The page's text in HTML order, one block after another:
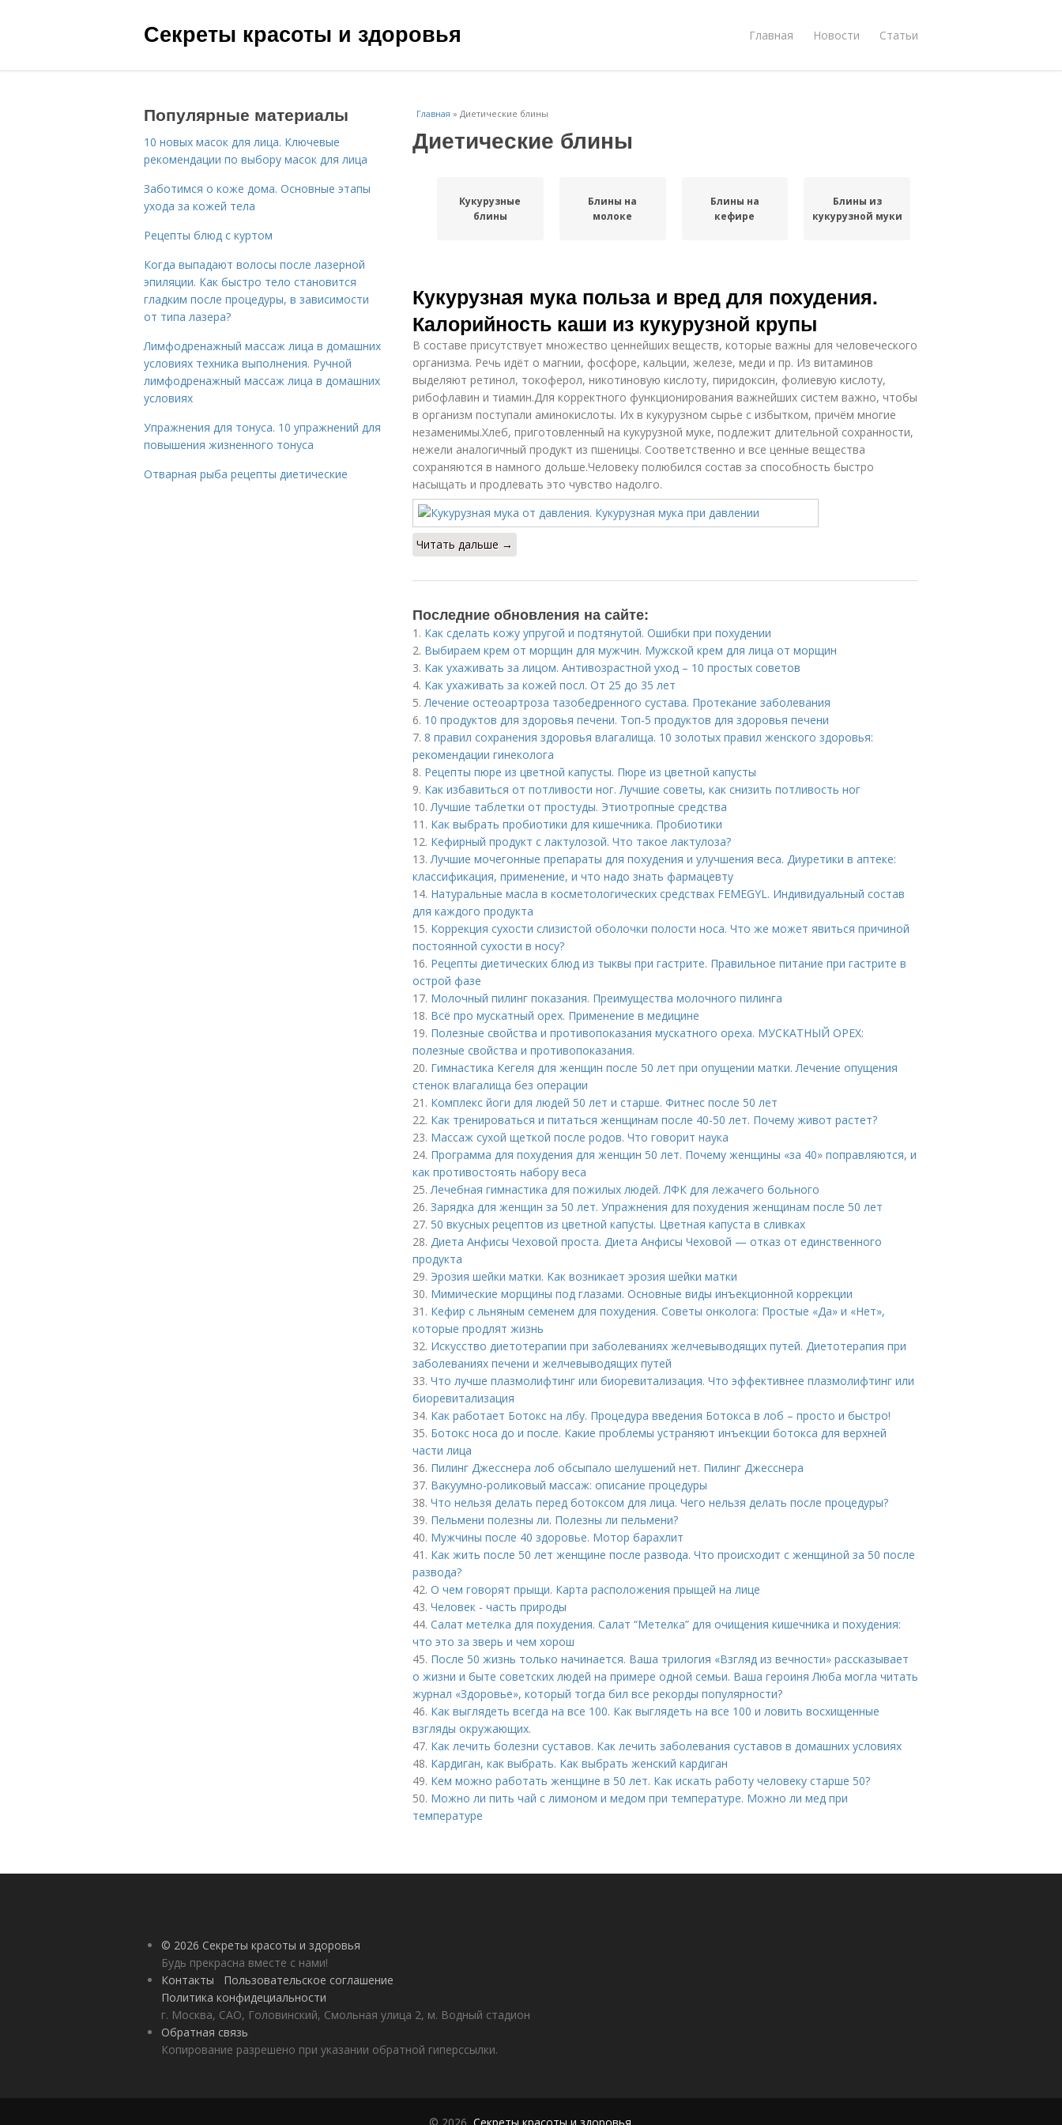
Секреты красоты и здоровья Главная Новости Статьи
Главная » Диетические блины
Диетические блины
Кукурузные
блины
Блины на
молоке
Блины на
кефире
Блины из
кукурузной муки
Кукурузная мука польза и вред для похудения.
Калорийность каши из кукурузной крупы
В составе присутствует множество ценнейших веществ, которые важны для человеческого
организма. Речь идёт о магнии, фосфоре, кальции, железе, меди и пр. Из витаминов
выделяют ретинол, токоферол, никотиновую кислоту, пиридоксин, фолиевую кислоту,
рибофлавин и тиамин.Для корректного функционирования важнейших систем важно, чтобы
в организм поступали аминокислоты. Их в кукурузном сырье с избытком, причём многие
незаменимы.Хлеб, приготовленный на кукурузной муке, подлежит длительной сохранности,
нежели аналогичный продукт из пшеницы. Соответственно и все ценные вещества
сохраняются в намного дольше.Человеку полюбился состав за способность быстро
насыщать и продлевать это чувство надолго.
Читать дальше →
Последние обновления на сайте:
1. Как сделать кожу упругой и подтянутой. Ошибки при похудении
2. Выбираем крем от морщин для мужчин. Мужской крем для лица от морщин
3. Как ухаживать за лицом. Антивозрастной уход – 10 простых советов
4. Как ухаживать за кожей посл. От 25 до 35 лет
5.Лечение остеоартроза тазобедренного сустава. Протекание заболевания
6. 10 продуктов для здоровья печени. Топ-5 продуктов для здоровья печени
7. 8 правил сохранения здоровья влагалища. 10 золотых правил женского здоровья:
рекомендации гинеколога
8. Рецепты пюре из цветной капусты. Пюре из цветной капусты
9. Как избавиться от потливости ног. Лучшие советы, как снизить потливость ног
10.Лучшие таблетки от простуды. Этиотропные средства
11. Как выбрать пробиотики для кишечника. Пробиотики
12. Кефирный продукт с лактулозой. Что такое лактулоза?
13.Лучшие мочегонные препараты для похудения и улучшения веса. Диуретики в аптеке:
классификация, применение, и что надо знать фармацевту
14. Натуральные масла в косметологических средствах FEMEGYL. Индивидуальный состав
для каждого продукта
15. Коррекция сухости слизистой оболочки полости носа. Что же может явиться причиной
постоянной сухости в носу?
16. Рецепты диетических блюд из тыквы при гастрите. Правильное питание при гастрите в
острой фазе
17. Молочный пилинг показания. Преимущества молочного пилинга
18. Всё про мускатный орех. Применение в медицине
19. Полезные свойства и противопоказания мускатного ореха. МУСКАТНЫЙ ОРЕХ:
полезные свойства и противопоказания.
20. Гимнастика Кегеля для женщин после 50 лет при опущении матки. Лечение опущения
стенок влагалища без операции
21. Комплекс йоги для людей 50 лет и старше. Фитнес после 50 лет
22. Как тренироваться и питаться женщинам после 40-50 лет. Почему живот растет?
23. Массаж сухой щеткой после родов. Что говорит наука
24. Программа для похудения для женщин 50 лет. Почему женщины «за 40» поправляются, и
как противостоять набору веса
25.Лечебная гимнастика для пожилых людей. ЛФК для лежачего больного
26. Зарядка для женщин за 50 лет. Упражнения для похудения женщинам после 50 лет
27. 50 вкусных рецептов из цветной капусты. Цветная капуста в сливках
28. Диета Анфисы Чеховой проста. Диета Анфисы Чеховой — отказ от единственного
продукта
29. Эрозия шейки матки. Как возникает эрозия шейки матки
30. Мимические морщины под глазами. Основные виды инъекционной коррекции
31. Кефир с льняным семенем для похудения. Советы онколога: Простые «Да» и «Нет»,
которые продлят жизнь
32. Искусство диетотерапии при заболеваниях желчевыводящих путей. Диетотерапия при
заболеваниях печени и желчевыводящих путей
33. Что лучше плазмолифтинг или биоревитализация. Что эффективнее плазмолифтинг или
биоревитализация
34. Как работает Ботокс на лбу. Процедура введения Ботокса в лоб – просто и быстро!
35. Ботокс носа до и после. Какие проблемы устраняют инъекции ботокса для верхней
части лица
36. Пилинг Джесснера лоб обсыпало шелушений нет. Пилинг Джесснера
37. Вакуумно-роликовый массаж: описание процедуры
38. Что нельзя делать перед ботоксом для лица. Чего нельзя делать после процедуры?
39. Пельмени полезны ли. Полезны ли пельмени?
40. Мужчины после 40 здоровье. Мотор барахлит
41. Как жить после 50 лет женщине после развода. Что происходит с женщиной за 50 после
развода?
42. О чем говорят прыщи. Карта расположения прыщей на лице
43. Человек - часть природы
44. Салат метелка для похудения. Салат “Метелка” для очищения кишечника и похудения:
что это за зверь и чем хорош
45. После 50 жизнь только начинается. Ваша трилогия «Взгляд из вечности» рассказывает
о жизни и быте советских людей на примере одной семьи. Ваша героиня Люба могла читать
журнал «Здоровье», который тогда бил все рекорды популярности?
46. Как выглядеть всегда на все 100. Как выглядеть на все 100 и ловить восхищенные
взгляды окружающих.
47. Как лечить болезни суставов. Как лечить заболевания суставов в домашних условиях
48. Кардиган, как выбрать. Как выбрать женский кардиган
49. Кем можно работать женщине в 50 лет. Как искать работу человеку старше 50?
50. Можно ли пить чай с лимоном и медом при температуре. Можно ли мед при
температуре
Популярные материалы
10 новых масок для лица. Ключевые
рекомендации по выбору масок для лица
Заботимся о коже дома. Основные этапы
ухода за кожей тела
Рецепты блюд с куртом
Когда выпадают волосы после лазерной
эпиляции. Как быстро тело становится
гладким после процедуры, в зависимости
от типа лазера?
Лимфодренажный массаж лица в домашних
условиях техника выполнения. Ручной
лимфодренажный массаж лица в домашних
условиях
Упражнения для тонуса. 10 упражнений для
повышения жизненного тонуса
Отварная рыба рецепты диетические
© 2026 Секреты красоты и здоровья
Будь прекрасна вместе с нами!
Контакты
Пользовательское соглашение
Политика конфидециальности
г. Москва, САО, Головинский, Смольная улица 2, м. Водный стадион
Обратная связь
Копирование разрешено при указании обратной гиперссылки.
© 2026, Секреты красоты и здоровья